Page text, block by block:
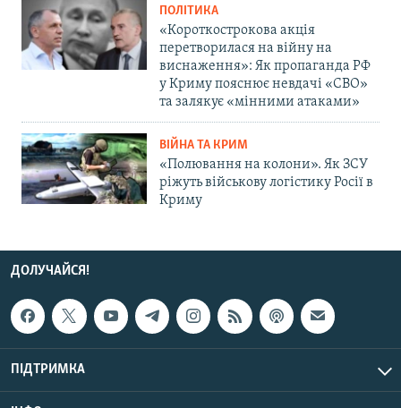
ПОЛІТИКА
«Короткострокова акція
перетворилася на війну на
виснаження»: Як пропаганда РФ
у Криму пояснює невдачі «СВО»
та залякує «мінними атаками»
ВІЙНА ТА КРИМ
«Полювання на колони». Як ЗСУ
ріжуть військову логістику Росії в
Криму
ДОЛУЧАЙСЯ!
ПІДТРИМКА